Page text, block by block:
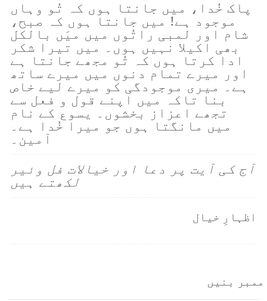
پاک خُدا، میں جانتا ہوں کہ تُو وہاں
موجود ہے! میں جانتا ہوں کہ صبح،
شام اور لمبی راتُوں میں میَں بالکل
بھی اکیلا نہیں ہوں۔ میں تیرا شکر
ادا کرتا ہوں کہ تُو مجھے جانتا ہے
اور میرے تمام دنوں میں میرے ساتھ
ہے۔ میری موجودگی کو میرے لیے خاص
بنا تاکہ میں اپنے قول و فعل سے
تجھے اعزاز بخشوں۔ یسوع کے نام
میں مانگتا ہوں جو میرا خُدا ہے۔
آمین۔
آج کی آیت پر دعا اور خیالات فل وئیر
لکھتے ہیں
اظہارِ خیال
ممبر بنیں